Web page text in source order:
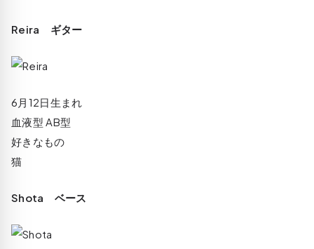
Reira ギター
6月12日生まれ
血液型 AB型
好きなもの
猫
Shota ベース